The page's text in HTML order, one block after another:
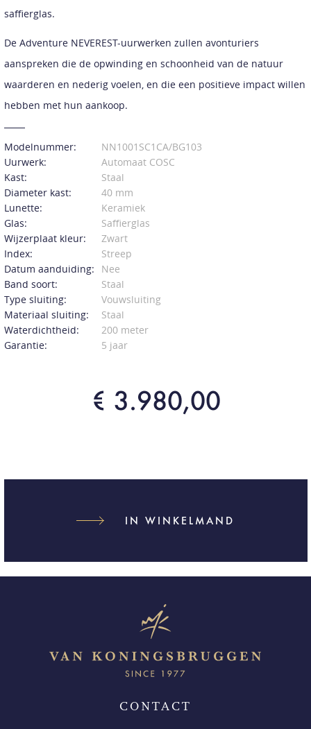
saffierglas.
De Adventure NEVEREST-uurwerken zullen avonturiers
aanspreken die de opwinding en schoonheid van de natuur
waarderen en nederig voelen, en die een positieve impact willen
hebben met hun aankoop.
Modelnummer:
NN1001SC1CA/BG103
Uurwerk:
Automaat COSC
Kast:
Staal
Diameter kast:
40 mm
Lunette:
Keramiek
Glas:
Saffierglas
Wijzerplaat kleur:
Zwart
Index:
Streep
Datum aanduiding:
Nee
Band soort:
Staal
Type sluiting:
Vouwsluiting
Materiaal sluiting:
Staal
Waterdichtheid:
200 meter
Garantie:
5 jaar
€ 3.980,00
IN WINKELMAND
CONTACT